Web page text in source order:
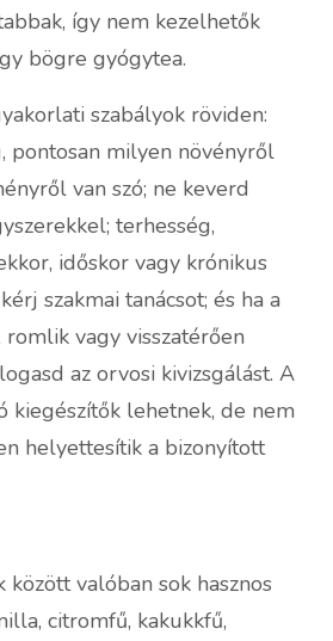
így nem kezelhetők
bögre gyógytea.
szabályok röviden:
pontosan milyen növényről
van szó; ne keverd
terhesség,
időskor vagy krónikus
szakmai tanácsot; és ha a
vagy visszatérően
az orvosi kivizsgálást. A
kiegészítők lehetnek, de nem
helyettesítik a bizonyított
valóban sok hasznos
citromfű, kakukkfű,